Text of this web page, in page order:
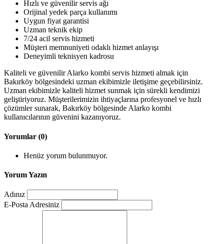
Hızlı ve güvenilir servis ağı
Orijinal yedek parça kullanımı
Uygun fiyat garantisi
Uzman teknik ekip
7/24 acil servis hizmeti
Müşteri memnuniyeti odaklı hizmet anlayışı
Deneyimli teknisyen kadrosu
Kaliteli ve güvenilir Alarko kombi servis hizmeti almak için
Bakırköy bölgesindeki uzman ekibimizle iletişime geçebilirsiniz.
Uzman ekibimizle kaliteli hizmet sunmak için sürekli kendimizi
geliştiriyoruz. Müşterilerimizin ihtiyaçlarına profesyonel ve hızlı
çözümler sunarak, Bakırköy bölgesinde Alarko kombi
kullanıcılarının güvenini kazanıyoruz.
Yorumlar (0)
Henüz yorum bulunmuyor.
Yorum Yazın
Adınız
E-Posta Adresiniz